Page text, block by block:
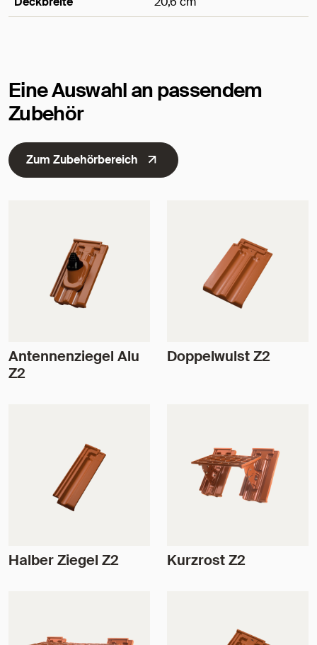
Eine Auswahl an passendem
Zubehör
Zum Zubehörbereich
Antennenziegel Alu
Z2
Doppelwulst Z2
Halber Ziegel Z2 Kurzrost Z2